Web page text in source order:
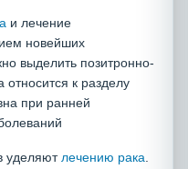
и лечение
новейших
выделить позитронно-
к разделу
при ранней
уделяют лечению рака